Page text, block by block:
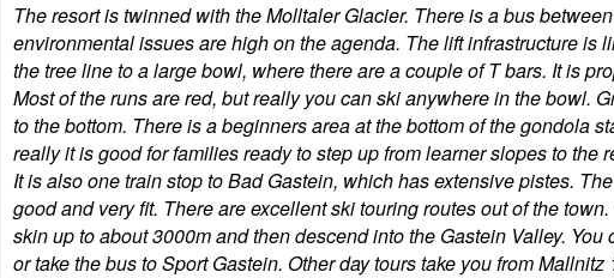
The resort is twinned with the Molltaler Glacier. There is a bus
environmental issues are high on the agenda. The lift infrastructure is
the tree line to a large bowl, where there are a couple of T bars. It is
Most of the runs are red, but really you can ski anywhere in the bowl.
to the bottom. There is a beginners area at the bottom of the gondola
really it is good for families ready to step up from learner slopes to
It is also one train stop to Bad Gastein, which has extensive pistes.
good and very fit. There are excellent ski touring routes out of the
skin up to about 3000m and then descend into the Gastein Valley.
or take the bus to Sport Gastein. Other day tours take you from Mallnitz